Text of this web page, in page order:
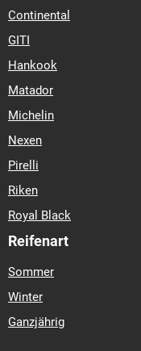
Continental
GITI
Hankook
Matador
Michelin
Nexen
Pirelli
Riken
Royal Black
Reifenart
Sommer
Winter
Ganzjährig